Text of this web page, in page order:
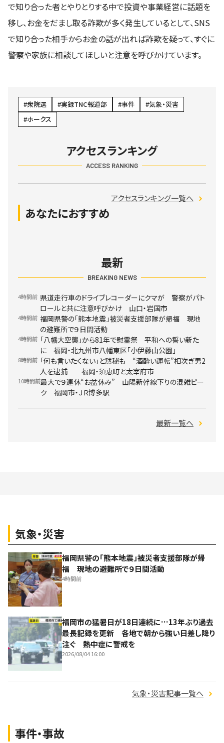
で知り合った者とやりとりする中で投資や事業経営に話題を
移し、お金をだまし取る詐欺が多く発生しているとして、SNS
で知り合った相手からお金の話が出れば詐欺を疑って、すぐに
警察や家族に相談してほしいと注意を呼びかけています。
衆院選 実録TNC報道部 事件
気象・災害
ホークス
アクセスランキング
ACCESS RANKING
アクセスランキング一覧へ
あなたにおすすめ
最新
BREAKING NEWS
4時間前 県道走行車のドライブレコーダーにクマが 警察がパト
ロールと共に注意呼びかけ 山口・岩国市
4時間前 福岡県警の「熊本地震」被災者支援部隊が帰福 現地
の避難所で９日間活動
4時間前 「八幡大空襲」から81年で慰霊祭 平和への誓い新た
に 福岡・北九州市八幡東区「小伊藤山公園」
8時間前 「何も言いたくない」と黙秘も “酒酔い運転”相次ぎ男2
人を逮捕 福岡・須恵町と太宰府市
10時間前最大で９連休“お盆休み” 山陽新幹線下りの混雑ピー
ク 福岡市・ＪＲ博多駅
最新一覧へ
気象・災害
福岡県警の「熊本地震」被災者支援部隊が帰
福 現地の避難所で９日間活動
4時間前
福岡市の猛暑日が18日連続に…13年ぶり過去
最長記録を更新 各地で朝から強い日差し降り
注ぐ 熱中症に警戒を
2026/08/04 16:00
気象・災害記事一覧へ
事件・事故